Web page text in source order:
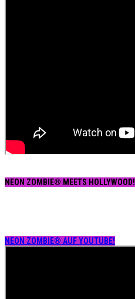
NEON ZOMBIE® MEETS HOLLYWOOD!
NEON ZOMBIE® AUF YOUTUBE!